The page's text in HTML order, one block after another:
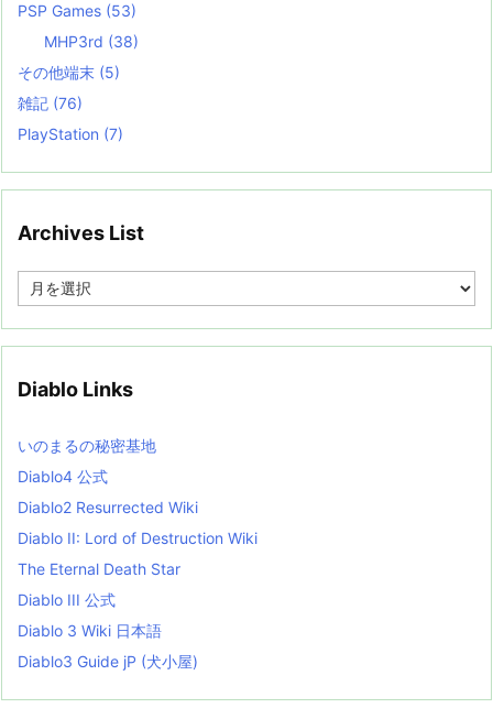
PSP Games (53)
MHP3rd (38)
その他端末 (5)
雑記 (76)
PlayStation (7)
Archives List
e
i
s
t
Diablo Links
いのまるの秘密基地
Diablo4 公式
Diablo2 Resurrected Wiki
Diablo II: Lord of Destruction Wiki
The Eternal Death Star
Diablo III 公式
Diablo 3 Wiki 日本語
Diablo3 Guide jP (犬小屋)